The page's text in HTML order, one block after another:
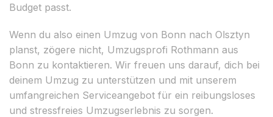
Budget passt.
Wenn du also einen Umzug von Bonn nach Olsztyn
planst, zögere nicht, Umzugsprofi Rothmann aus
Bonn zu kontaktieren. Wir freuen uns darauf, dich bei
deinem Umzug zu unterstützen und mit unserem
umfangreichen Serviceangebot für ein reibungsloses
und stressfreies Umzugserlebnis zu sorgen.